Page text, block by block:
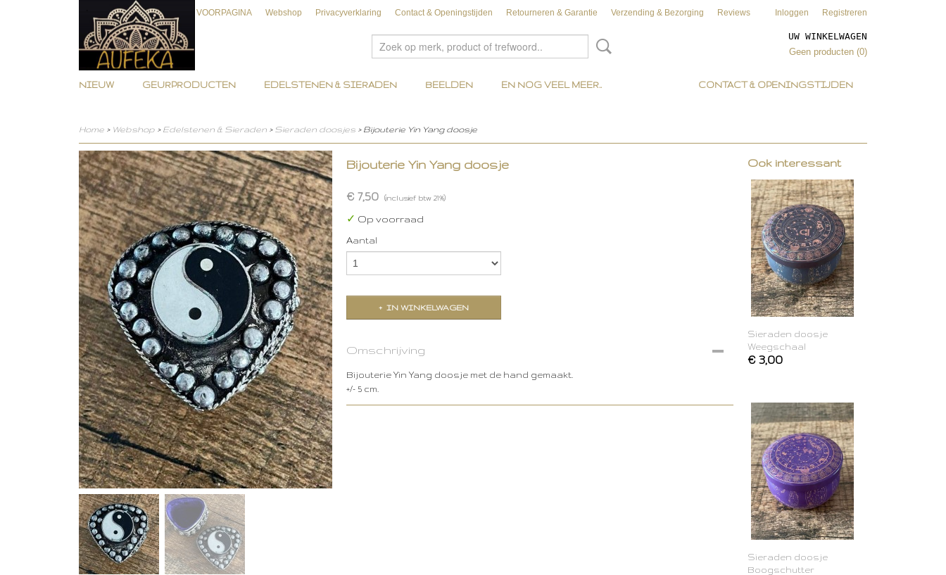
VOORPAGINA Webshop Privacyverklaring Contact & Openingstijden Retourneren & Garantie Verzending & Bezorging Reviews Inloggen Registreren
UW WINKELWAGEN
Geen producten (0)
CONTACT & OPENINGSTIJDEN
NIEUW GEURPRODUCTEN EDELSTENEN & SIERADEN BEELDEN EN NOG VEEL MEER..
Home > Webshop > Edelstenen & Sieraden > Sieraden doosjes > Bijouterie Yin Yang doosje
Bijouterie Yin Yang doosje
€ 7,50 (inclusief btw 21%)
✓ Op voorraad
Aantal
IN WINKELWAGEN
Omschrijving
Bijouterie Yin Yang doosje met de hand gemaakt.
+/- 5 cm.
Ook interessant
Sieraden doosje
Weegschaal
€ 3,00
Sieraden doosje
Boogschutter